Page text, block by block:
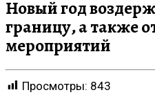
Новый год
границу, а также
мероприятий
Просмотры: 843